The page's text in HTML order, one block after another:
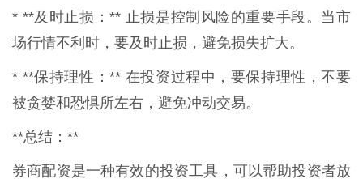
* **及时止损：** 止损是控制风险的重要手段。当市
场行情不利时，要及时止损，避免损失扩大。
* **保持理性：** 在投资过程中，要保持理性，不要
被贪婪和恐惧所左右，避免冲动交易。
**总结：**
券商配资是一种有效的投资工具，可以帮助投资者放